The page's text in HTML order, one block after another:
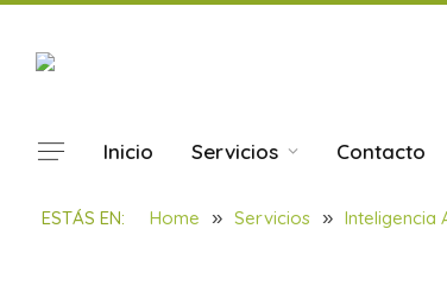
Inicio Servicios Contacto
ESTÁS EN: Home » Servicios » Inteligencia
SoulBilbao.
BY SOULBILBAO 10/09/2024 1 MIN READ